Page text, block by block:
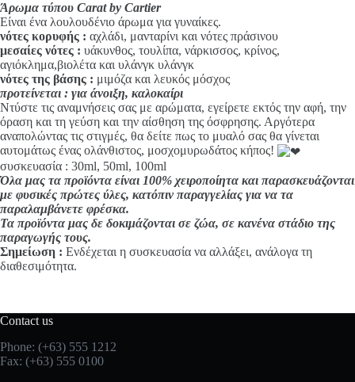
Άρωμα τύπου Carat by Cartier
Είναι ένα λουλουδένιο άρωμα για γυναίκες.
νότες κορυφής : αχλάδι, μανταρίνι και νότες πράσινου
μεσαίες νότες : υάκυνθος, τουλίπα, νάρκισσος, κρίνος,
αγιόκλημα,βιολέτα και υλάνγκ υλάνγκ
νότες της βάσης : μιμόζα και λευκός μόσχος
προτείνεται : για άνοιξη, καλοκαίρι
Ντύστε τις αναμνήσεις σας με αρώματα, εγείρετε εκτός την αφή, την
όραση και τη γεύση και την αίσθηση της όσφρησης. Αργότερα
αναπολώντας τις στιγμές, θα δείτε πως το μυαλό σας θα γίνεται
αυτομάτως ένας ολάνθιστος, μοσχομυρωδάτος κήπος!
συσκευασία : 30ml, 50ml, 100ml
Όλα μας τα προϊόντα είναι 100% χειροποίητα και παρασκευάζονται
με φυσικές πρώτες ύλες, κατόπιν παραγγελίας για να τα
παραλαμβάνετε φρέσκα.
Τα προϊόντα μας δε δοκιμάζονται σε ζώα, σε κανένα στάδιο της
παραγωγής τους.
Σημείωση : Ενδέχεται η συσκευασία να αλλάξει, ανάλογα τη
διαθεσιμότητα.
Contact us
Phone: (+63) 555 1212
Fax: (+63) 555 0100